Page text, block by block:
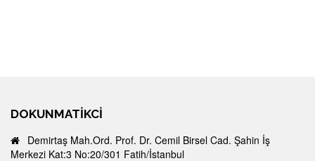
DOKUNMATIKCI
Demirtaş Mah.Ord. Prof. Dr. Cemil Birsel Cad. Şahin İş
Merkezi Kat:3 No:20/301 Fatih/İstanbul